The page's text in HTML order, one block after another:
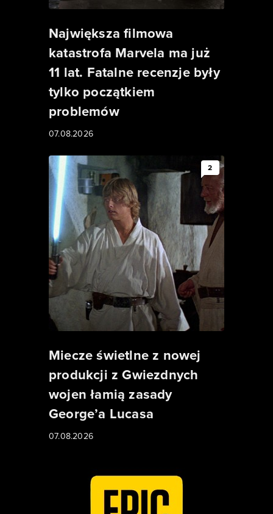
Największa filmowa
katastrofa Marvela ma już
11 lat. Fatalne recenzje były
tylko początkiem
problemów
07.08.2026
2
Miecze świetlne z nowej
produkcji z Gwiezdnych
wojen łamią zasady
George’a Lucasa
07.08.2026